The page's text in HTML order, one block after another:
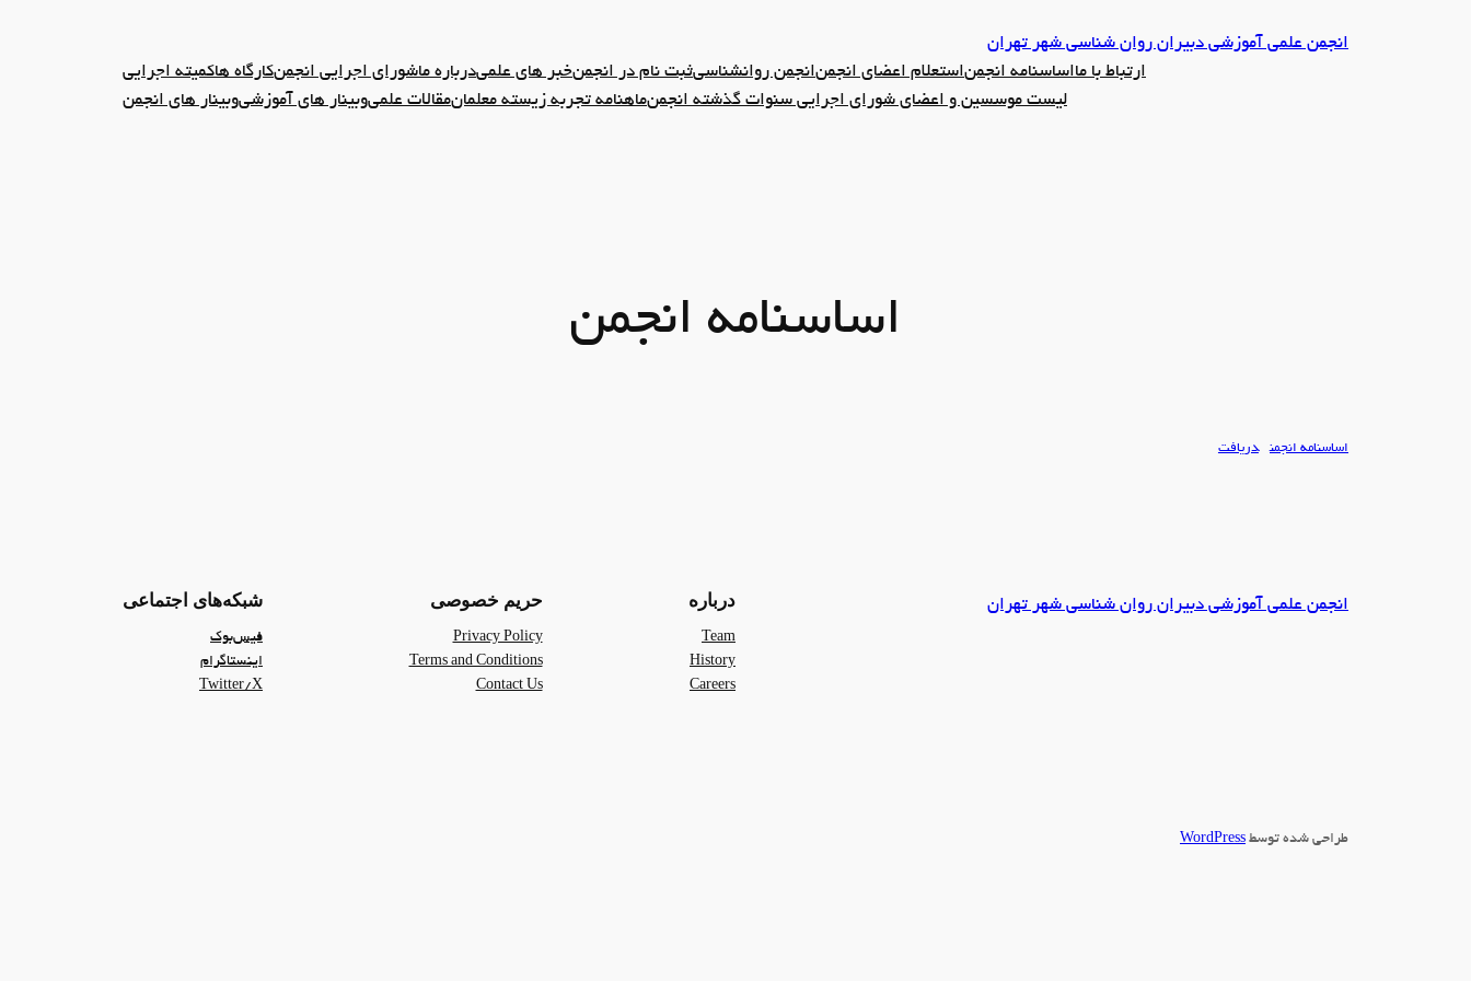
انجمن علمی آموزشی دبیران روان شناسی شهر تهران
ارتباط با مااساسنامه انجمناستعلام اعضای انجمنانجمن روانشناسیثبت نام در انجمنخبر های علمیدرباره ماشورای اجرایی انجمنکارگاه هاکمیته اجرایی
لیست موسسین و اعضای شورای اجرایی سنوات گذشته انجمنماهنامه تجربه زیسته معلمانمقالات علمیوبینار های آموزشیوبینار های انجمن
اساسنامه انجمن
اساسنامه انجمن دریافت
انجمن علمی آموزشی دبیران روان شناسی شهر تهران درباره
Team
History
Careers
حریم خصوصی
Privacy Policy
Terms and Conditions
Contact Us
شبکه‌های اجتماعی
فیس‌بوک
اینستاگرام
Twitter/X
طراحی شده توسط WordPress